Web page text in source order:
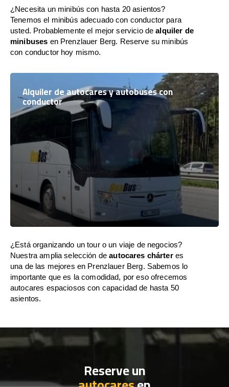
¿Necesita un minibús con hasta 20 asientos?
Tenemos el minibús adecuado con conductor para
usted. Probablemente el mejor servicio dealquiler de
minibuses en Prenzlauer Berg. Reserve su minibús
con conductor hoy mismo.
Alquiler de autocares y autobuses con
conductor
¿Está organizando un tour o un viaje de negocios?
Nuestra amplia selección deautocares chárteres
una de las mejores en Prenzlauer Berg. Sabemos lo
importante que es la comodidad, por eso ofrecemos
autocares espaciosos con capacidad de hasta 50
asientos.
Reserve un